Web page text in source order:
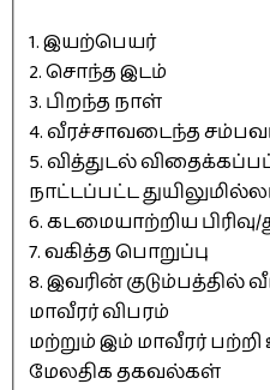
1. இயற்பெயர்
2. சொந்த இடம்
3. பிறந்த நாள்
4. வீரச்சாவடைந்த
5. வித்துடல்
நாட்டப்பட்ட
6. கடமையாற்றிய
7. வகித்த பொறுப்பு
8. இவரின்
மாவீரர் விபரம்
மற்றும் இம் மாவீரர் பற்றி
மேலதிக தகவல்கள்